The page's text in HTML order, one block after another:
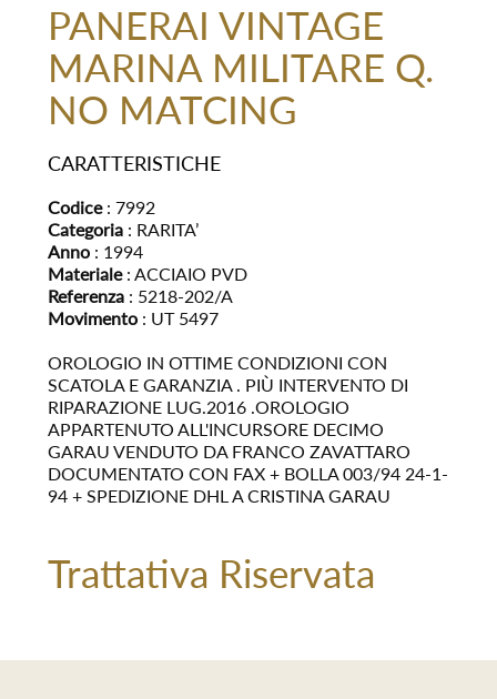
PANERAI VINTAGE
MARINA MILITARE Q.
NO MATCING
CARATTERISTICHE
Codice: 7992
Categoria: RARITA’
Anno: 1994
Materiale: ACCIAIO PVD
Referenza: 5218-202/A
Movimento: UT 5497
OROLOGIO IN OTTIME CONDIZIONI CON
SCATOLA E GARANZIA . PIÙ INTERVENTO DI
RIPARAZIONE LUG.2016 .OROLOGIO
APPARTENUTO ALL'INCURSORE DECIMO
GARAU VENDUTO DA FRANCO ZAVATTARO
DOCUMENTATO CON FAX + BOLLA 003/94 24-1-
94 + SPEDIZIONE DHL A CRISTINA GARAU
Trattativa Riservata